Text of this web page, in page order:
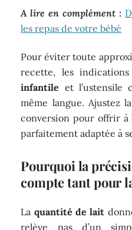
A lire en complément :
les repas de votre bébé
Pour éviter toute
recette, les
infantile et l’ustensile
même langue. Ajustez
conversion pour offrir à
parfaitement adaptée à
Pourquoi la
compte tant pour
La quantité de lait
relève pas d’un